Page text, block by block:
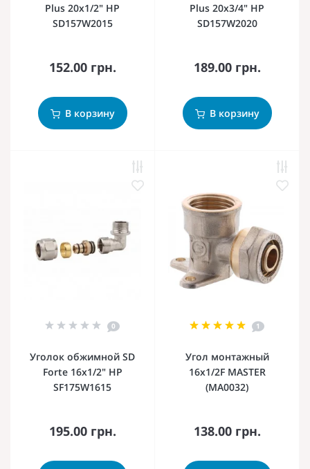
Plus 20х1/2" НР
SD157W2015
152.00 грн.
В корзину
Plus 20х3/4" НР
SD157W2020
189.00 грн.
В корзину
0
Уголок обжимной SD
Forte 16х1/2" НР
SF175W1615
195.00 грн.
1
Угол монтажный
16x1/2F MASTER
(MA0032)
138.00 грн.